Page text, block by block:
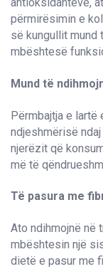
antioksidantëve,
përmirësimin e
së kungullit mund
mbështesë
Mund të
Përmbajtja e lartë
ndjeshmërisë
njerëzit që
më të
Të pasura me
Ato ndihmojnë në
mbështesin një
dietë e pasur me